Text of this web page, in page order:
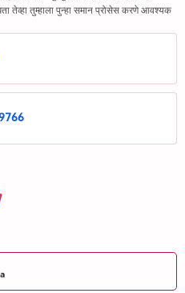
तेव्हा तुम्हाला पुन्हा समान प्रोसेस करणे आवश्यक